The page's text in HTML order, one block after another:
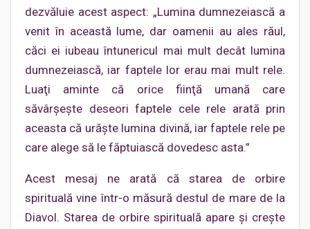
dezvăluie acest aspect: „Lumina dumnezeiască a
venit în această lume, dar oamenii au ales răul,
căci ei iubeau întunericul mai mult decât lumina
dumnezeiască, iar faptele lor erau mai mult rele.
Luaţi aminte că orice fiinţă umană care
săvârşeşte deseori faptele cele rele arată prin
aceasta că urăşte lumina divină, iar faptele rele pe
care alege să le făptuiască dovedesc asta.”
Acest mesaj ne arată că starea de orbire
spirituală vine într-o măsură destul de mare de la
Diavol. Starea de orbire spirituală apare şi creşte